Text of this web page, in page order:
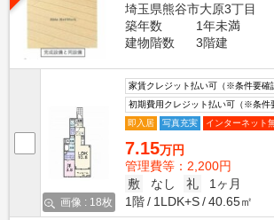
埼玉県熊谷市大原3丁目
築年数
1年未満
建物階数
3階建
画像 : 18枚
家賃クレジット払い可（※条件要確
初期費用クレジット払い可（※条件
即入居
写真充実 インターネット
7.15万円
管理費等：2,200円
敷
なし 礼
1ヶ月
1階
1LDK+S 40.65㎡